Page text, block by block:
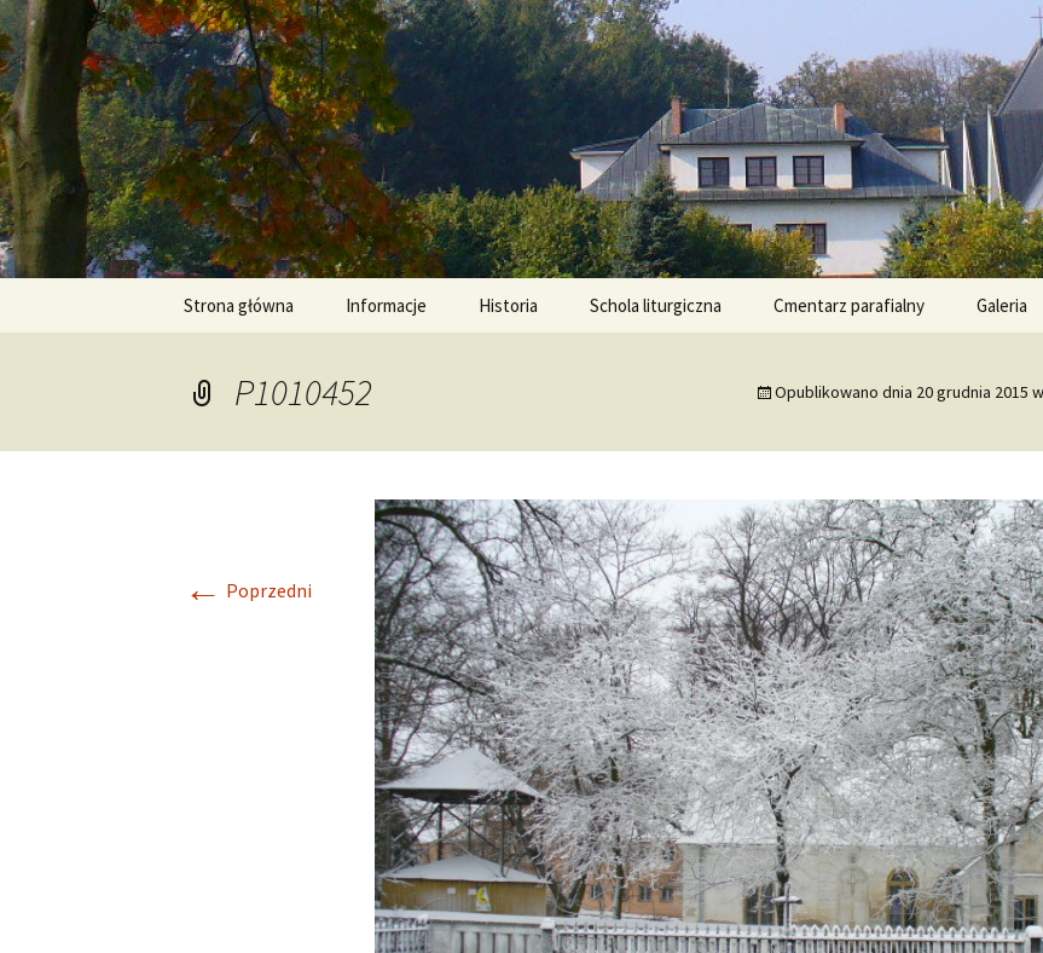
Przejdź
do
treści
Tomaszowice – Parafia
pw. Św. Apostołów Piotra i Pawła
Strona główna Informacje Historia Schola liturgiczna Cmentarz parafialny Galeria
P1010452 Opublikowano dnia 20 grudnia 2015 w
← Poprzedni